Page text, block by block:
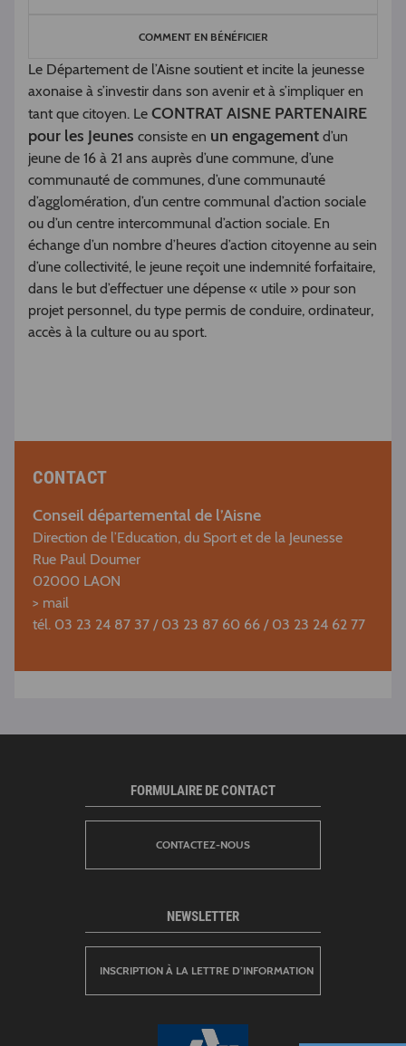
COMMENT EN BÉNÉFICIER
Le Département de l’Aisne soutient et incite la jeunesse
axonaise à s’investir dans son avenir et à s’impliquer en
tant que citoyen. Le CONTRAT AISNE PARTENAIRE
pour les Jeunes consiste en un engagement d’un
jeune de 16 à 21 ans auprès d’une commune, d’une
communauté de communes, d’une communauté
d’agglomération, d’un centre communal d’action sociale
ou d’un centre intercommunal d’action sociale. En
échange d’un nombre d’heures d’action citoyenne au sein
d’une collectivité, le jeune reçoit une indemnité forfaitaire,
dans le but d’effectuer une dépense « utile » pour son
projet personnel, du type permis de conduire, ordinateur,
accès à la culture ou au sport.
CONTACT
Conseil départemental de l’Aisne
Direction de l’Education, du Sport et de la Jeunesse
Rue Paul Doumer
02000 LAON
> mail
tél. 03 23 24 87 37 / 03 23 87 60 66 / 03 23 24 62 77
FORMULAIRE DE CONTACT
CONTACTEZ-NOUS
NEWSLETTER
INSCRIPTION À LA LETTRE D’INFORMATION